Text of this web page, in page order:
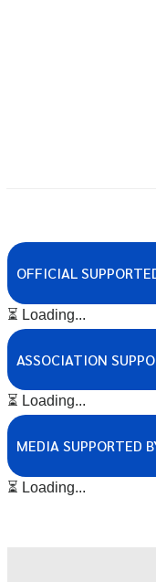
OFFICIAL
⏳ Loading...
ASSOCIATION
⏳ Loading...
MEDIA SUPPORTED
⏳ Loading...